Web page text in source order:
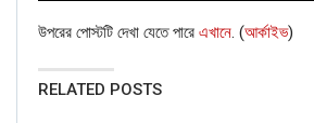
উপরের পোস্টটি দেখা যেতে পারে এখানে. (আর্কাইভ)
RELATED POSTS